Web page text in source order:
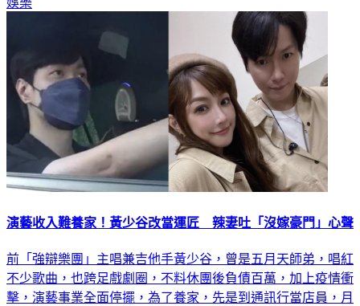
演藝收入難養家！黃少谷改當運匠 辣妻吐「沒嫁豪門」心聲
前「強辯樂團」主唱兼吉他手黃少谷，曾是五月天師弟，唱紅
不少歌曲，也跨足戲劇圈，不料休團後負債百萬，加上疫情衝
擊，演藝事業全面停擺，為了養家，先是到通訊行當店員，月